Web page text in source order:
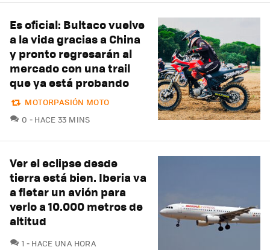
Es oficial: Bultaco vuelve
a la vida gracias a China
y pronto regresarán al
mercado con una trail
que ya está probando
MOTORPASIÓN MOTO
0 COMENTARIOS
HACE 33 MINS
Ver el eclipse desde
tierra está bien. Iberia va
a fletar un avión para
verlo a 10.000 metros de
altitud
1 COMENTARIOS
HACE UNA HORA